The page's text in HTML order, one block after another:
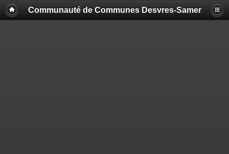
Communauté de Communes Desvres-Samer